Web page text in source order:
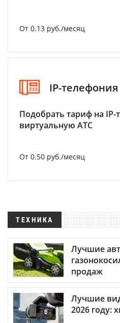
От 0.13 руб./месяц
IP-телефония
Подобрать тариф на
виртуальную АТС
От 0.50 руб./месяц
ТЕХНИКА
Лучшие
продаж
Лучшие
2026 году: